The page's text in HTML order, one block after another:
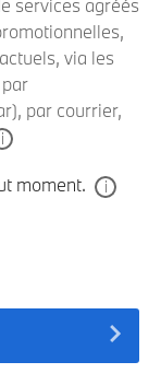
services agréés
via les
par courrier,
moment.